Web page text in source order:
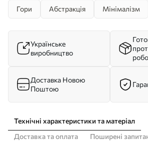
Гори Абстракція Мінімалізм
Українське
виробництво
Доставка Новою
Поштою
Технічні характеристики та матеріал
Доставка та оплата
Поширені